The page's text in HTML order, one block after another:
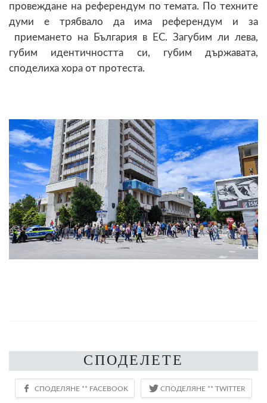
провеждане на референдум по темата. По техните
думи е трябвало да има референдум и за
приемането на България в ЕС. Загубим ли лева,
губим идентичността си, губим държавата,
споделиха хора от протеста.
СПОДЕЛЕТЕ